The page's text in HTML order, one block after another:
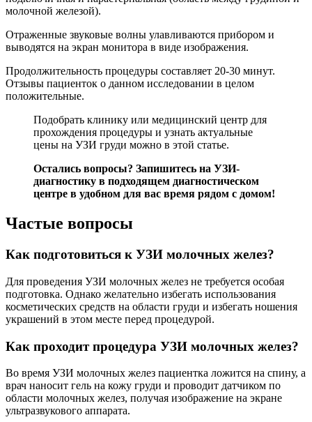
молочной железой).
Отраженные звуковые волны улавливаются прибором и
выводятся на экран монитора в виде изображения.
Продолжительность процедуры составляет 20-30 минут.
Отзывы пациенток о данном исследовании в целом
положительные.
Подобрать клинику или медицинский центр для
прохождения процедуры и узнать актуальные
цены на УЗИ груди можно в этой статье.
Остались вопросы? Запишитесь на УЗИ-
диагностику в подходящем диагностическом
центре в удобном для вас время рядом с домом!
Частые вопросы
Как подготовиться к УЗИ молочных желез?
Для проведения УЗИ молочных желез не требуется особая
подготовка. Однако желательно избегать использования
косметических средств на области груди и избегать ношения
украшений в этом месте перед процедурой.
Как проходит процедура УЗИ молочных желез?
Во время УЗИ молочных желез пациентка ложится на спину, а
врач наносит гель на кожу груди и проводит датчиком по
области молочных желез, получая изображение на экране
ультразвукового аппарата.